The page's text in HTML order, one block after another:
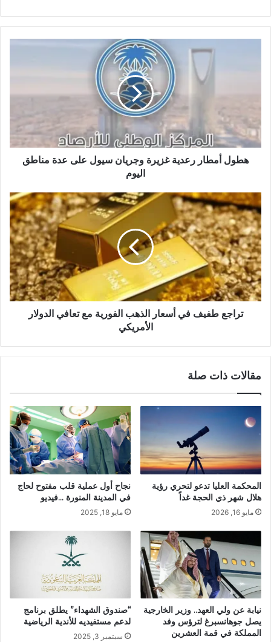
ق
ع
ل
و
ي
ب
هطول أمطار رعدية غزيرة وجريان سيول على عدة مناطق
اليوم
تراجع طفيف في أسعار الذهب الفورية مع تعافي الدولار
الأمريكي
مقالات ذات صلة
المحكمة العليا تدعو لتحري رؤية
هلال شهر ذي الحجة غداً
مايو 16, 2026
نجاح أول عملية قلب مفتوح لحاج
في المدينة المنورة …فيديو
مايو 18, 2025
نيابة عن ولي العهد.. وزير الخارجية
يصل جوهانسبرغ لترؤس وفد
المملكة في قمة العشرين
“صندوق الشهداء” يطلق برنامج
لدعم مستفيديه للأندية الرياضية
سبتمبر 3, 2025